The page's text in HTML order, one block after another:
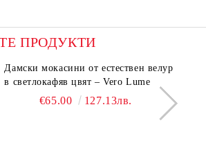
ПРОДУКТИ
Дамски мокасини от естествен велур
в светлокафяв цвят – Vero Lume
€65.00 127.13лв.